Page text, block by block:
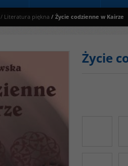
/ Literatura piękna / Życie codzienne w Kairze
Życie